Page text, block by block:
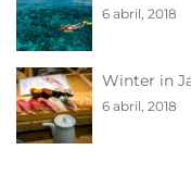
6 abril, 2018
Winter in
6 abril, 2018